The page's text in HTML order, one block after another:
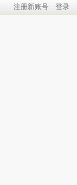
注册新账号 登录